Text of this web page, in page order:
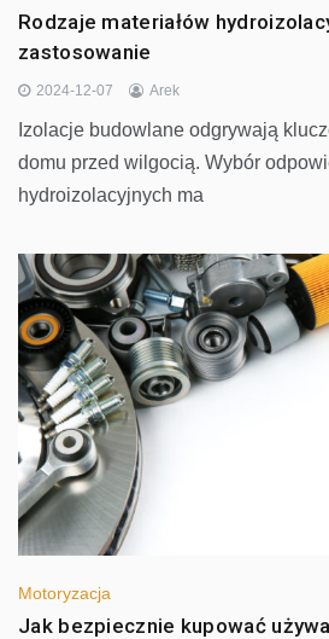
Rodzaje materiałów
zastosowanie
2024-12-07 Arek
Izolacje budowlane odgrywają
domu przed wilgocią. Wybór
hydroizolacyjnych ma
Motoryzacja
Jak bezpiecznie kupować